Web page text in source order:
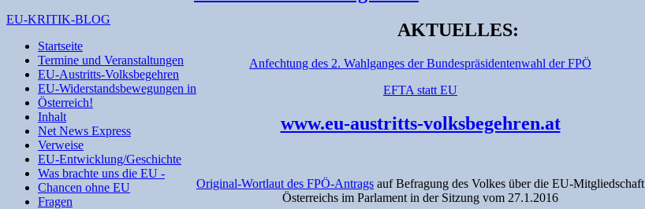
EU-KRITIK-BLOG
Startseite
Termine und Veranstaltungen
EU-Austritts-Volksbegehren
EU-Widerstandsbewegungen in
Österreich!
Inhalt
Net News Express
Verweise
EU-Entwicklung/Geschichte
Was brachte uns die EU -
Chancen ohne EU
Fragen
AKTUELLES:
Anfechtung des 2. Wahlganges der Bundespräsidentenwahl der FPÖ
EFTA statt EU
www.eu-austritts-volksbegehren.at
Original-Wortlaut des FPÖ-Antrags auf Befragung des Volkes über die EU-Mitgliedschaft
Österreichs im Parlament in der Sitzung vom 27.1.2016